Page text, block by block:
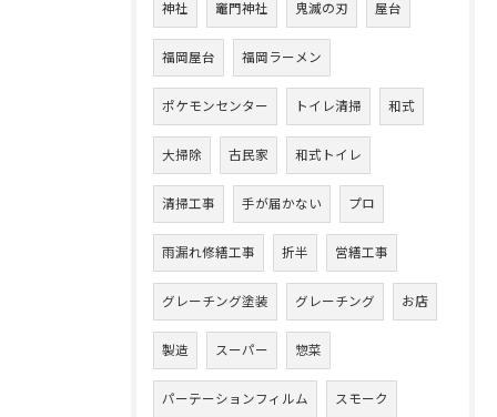
神社 竈門神社 鬼滅の刃 屋台
福岡屋台 福岡ラーメン
ポケモンセンター トイレ清掃 和式
大掃除 古民家 和式トイレ
清掃工事 手が届かない プロ
雨漏れ修繕工事 折半 営繕工事
グレーチング塗装 グレーチング お店
製造 スーパー 惣菜
パーテーションフィルム スモーク